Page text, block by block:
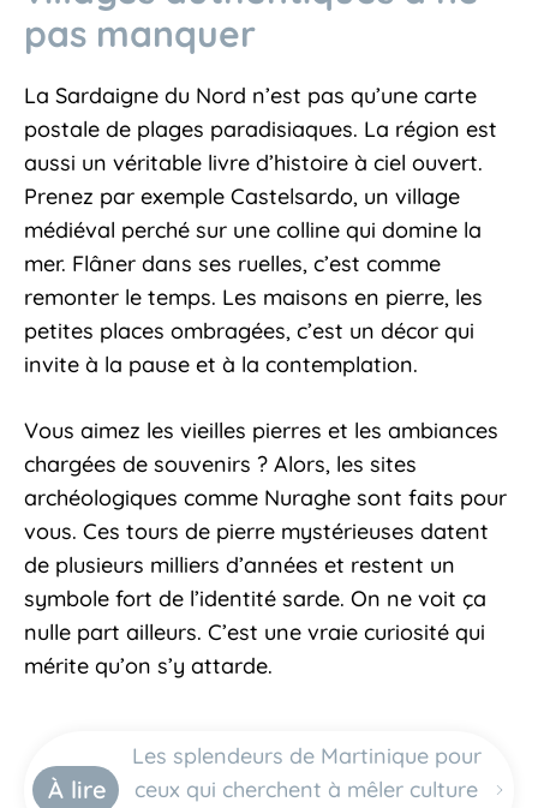
pas manquer
La Sardaigne du Nord n’est pas qu’une carte
postale de plages paradisiaques. La région est
aussi un véritable livre d’histoire à ciel ouvert.
Prenez par exemple Castelsardo, un village
médiéval perché sur une colline qui domine la
mer. Flâner dans ses ruelles, c’est comme
remonter le temps. Les maisons en pierre, les
petites places ombragées, c’est un décor qui
invite à la pause et à la contemplation.
Vous aimez les vieilles pierres et les ambiances
chargées de souvenirs ? Alors, les sites
archéologiques comme Nuraghe sont faits pour
vous. Ces tours de pierre mystérieuses datent
de plusieurs milliers d’années et restent un
symbole fort de l’identité sarde. On ne voit ça
nulle part ailleurs. C’est une vraie curiosité qui
mérite qu’on s’y attarde.
À lire
Les splendeurs de Martinique pour
ceux qui cherchent à mêler culture